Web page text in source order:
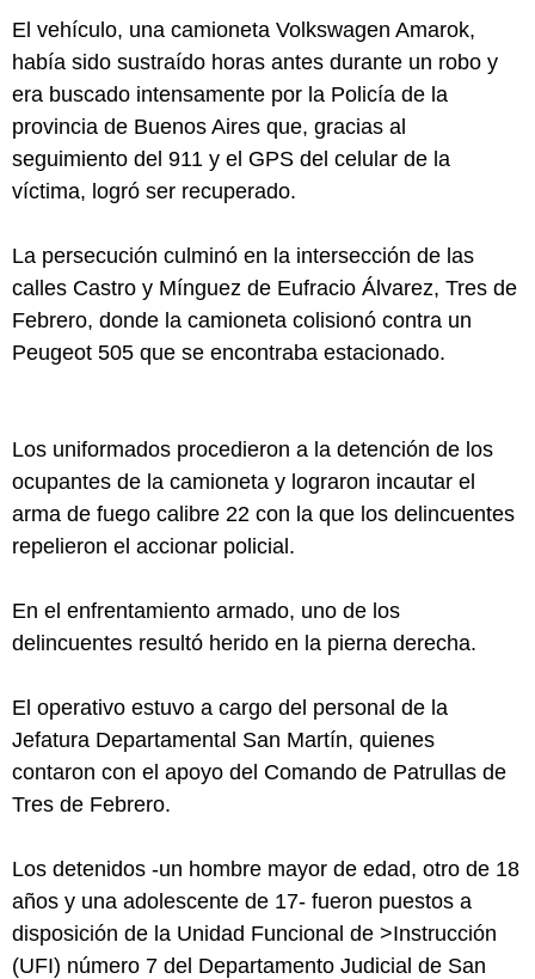
El vehículo, una camioneta Volkswagen Amarok,
había sido sustraído horas antes durante un robo y
era buscado intensamente por la Policía de la
provincia de Buenos Aires que, gracias al
seguimiento del 911 y el GPS del celular de la
víctima, logró ser recuperado.
La persecución culminó en la intersección de las
calles Castro y Mínguez de Eufracio Álvarez, Tres de
Febrero, donde la camioneta colisionó contra un
Peugeot 505 que se encontraba estacionado.
Los uniformados procedieron a la detención de los
ocupantes de la camioneta y lograron incautar el
arma de fuego calibre 22 con la que los delincuentes
repelieron el accionar policial.
En el enfrentamiento armado, uno de los
delincuentes resultó herido en la pierna derecha.
El operativo estuvo a cargo del personal de la
Jefatura Departamental San Martín, quienes
contaron con el apoyo del Comando de Patrullas de
Tres de Febrero.
Los detenidos -un hombre mayor de edad, otro de 18
años y una adolescente de 17- fueron puestos a
disposición de la Unidad Funcional de >Instrucción
(UFI) número 7 del Departamento Judicial de San